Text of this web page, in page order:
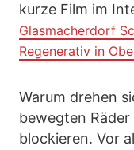
kurze Film im
Glasmacherdorf
Regenerativ in
Warum drehen
bewegten
blockieren. Vor